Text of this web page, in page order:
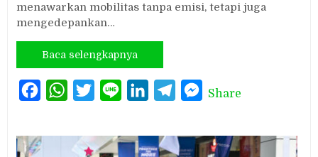
menawarkan mobilitas tanpa emisi, tetapi juga
mengedepankan…
Baca selengkapnya
FacebookWhatsAppTwitterLine LinkedInTelegramMessenger
Share